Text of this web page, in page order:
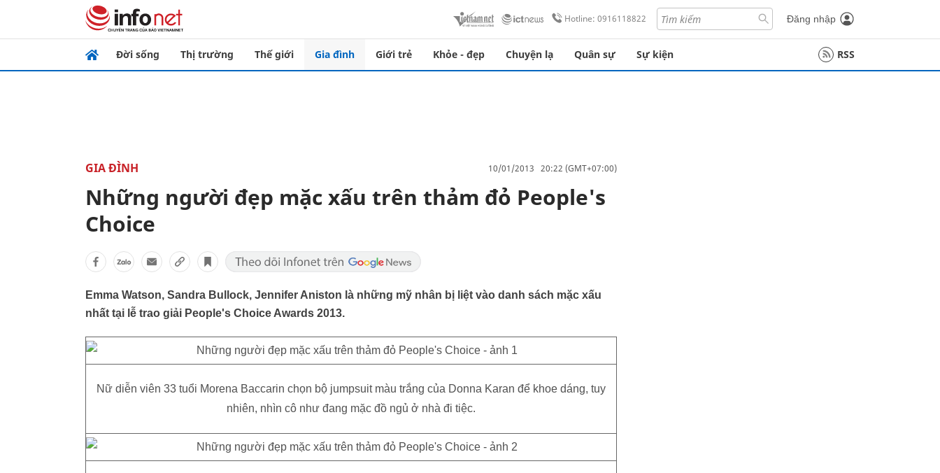
Hotline: 0916118822 Đăng nhập
Đời sống Thị trường Thế giới Gia đình Giới trẻ Khỏe - đẹp Chuyện lạ Quân sự Sự kiện RSS
GIA ĐÌNH 10/01/2013 20:22 (GMT+07:00)
Những người đẹp mặc xấu trên thảm đỏ People's
Choice
Emma Watson, Sandra Bullock, Jennifer Aniston là những mỹ nhân bị liệt vào danh sách mặc xấu
nhất tại lễ trao giải People's Choice Awards 2013.
Nữ diễn viên 33 tuổi Morena Baccarin chọn bộ jumpsuit màu trắng của Donna Karan để khoe dáng, tuy
nhiên, nhìn cô như đang mặc đồ ngủ ở nhà đi tiệc.